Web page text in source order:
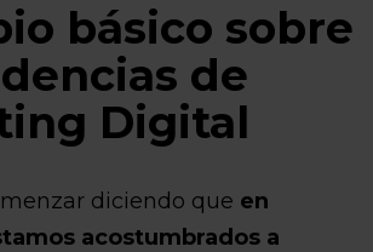
básico sobre
de
Digital
diciendo que en
acostumbrados a